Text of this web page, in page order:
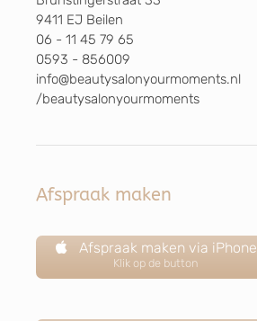
9411 EJ Beilen
06 - 11 45 79 65
0593 - 856009
info@beautysalonyourmoments.nl
/beautysalonyourmoments
Afspraak maken
Afspraak maken via iPhone
Klik op de button